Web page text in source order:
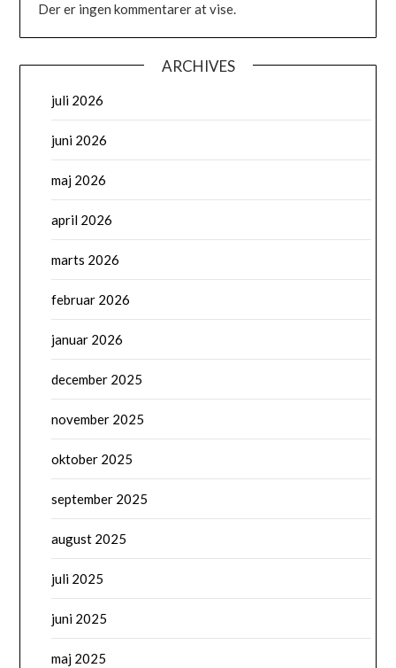
Der er ingen kommentarer at vise.
ARCHIVES
juli 2026
juni 2026
maj 2026
april 2026
marts 2026
februar 2026
januar 2026
december 2025
november 2025
oktober 2025
september 2025
august 2025
juli 2025
juni 2025
maj 2025